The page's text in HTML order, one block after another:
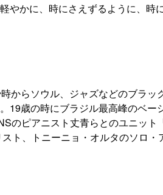
やかに、時にさえずるように、時
からソウル、ジャズなどのブラッ
19歳の時にブラジル最高峰のベー
のピアニスト丈青らとのユニット
ト、トニーニョ・オルタのソロ